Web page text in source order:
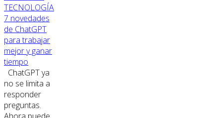
TECNOLOGÍA
7 novedades
de ChatGPT
para trabajar
mejor y ganar
tiempo
ChatGPT ya
no se limita a
responder
preguntas.